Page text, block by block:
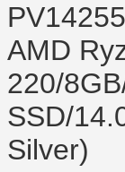
AMD
220/
SSD/
Silver)